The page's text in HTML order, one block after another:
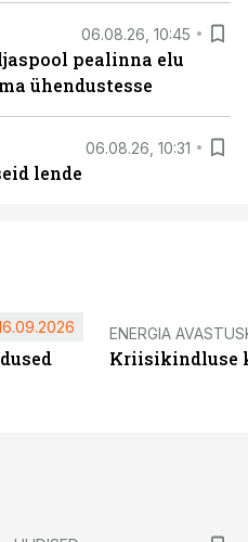
06.08.26, 10:45
pealinna elu
ühendustesse
06.08.26, 10:31
lende
ENERGIA
Kriisikindluse